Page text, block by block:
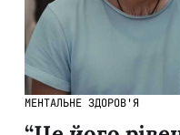
МЕНТАЛЬНЕ ЗДОРОВ'Я